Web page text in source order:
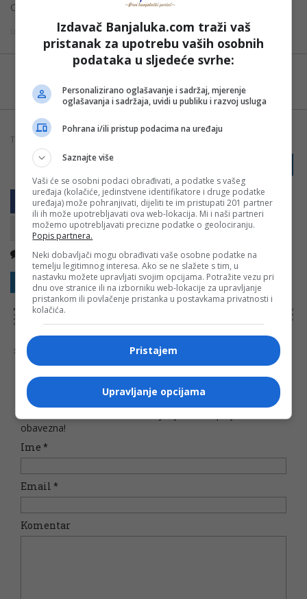
Crna Hronika.
Android
TAGOVI:
Kopirati
Nema komentara
Sakrij sve komentare Prikaži komentare
NAPOMENA:Komentari odražavaju stavove njihovih autora, a ne nužno i stavove internet portala Banjaluka.com. Molimo korisnike da se suzdrže od
vrijeđanja, psovanja i vulgarnog izražavanja. Portal Banjaluka.com zadržava pravo da obriše komentar bez najave i objašnjenja. Zbog velikog broja
komentara Banjaluka.com nije dužan obrisati sve komentare koji krše pravila. Kao čitalac takođe prihvatate mogućnost da među komentarima mogu
biti pronađeni sadržaji koji mogu biti u suprotnosti sa vašim vjerskim, moralnim i drugim načelima i uvjerenjima.
Šta mislite o ovoj temi?
obavezna!
Ime *
Email *
Komentar
Izdavač Banjaluka.com traži vaš
pristanak za upotrebu vaših osobnih
podataka u sljedeće svrhe:
Personalizirano oglašavanje i sadržaj, mjerenje
oglašavanja i sadržaja, uvidi u publiku i razvoj usluga
Pohrana i/ili pristup podacima na uređaju
Saznajte više
Vaši će se osobni podaci obrađivati, a podatke s vašeg
uređaja (kolačiće, jedinstvene identifikatore i druge podatke
uređaja) može pohranjivati, dijeliti te im pristupati 201 partner
ili ih može upotrebljavati ova web-lokacija. Mi i naši partneri
možemo upotrebljavati precizne podatke o geolociranju.
Popis partnera.
Neki dobavljači mogu obrađivati vaše osobne podatke na
temelju legitimnog interesa. Ako se ne slažete s tim, u
nastavku možete upravljati svojim opcijama. Potražite vezu pri
dnu ove stranice ili na izborniku web-lokacije za upravljanje
pristankom ili povlačenje pristanka u postavkama privatnosti i
kolačića.
Pristajem
Upravljanje opcijama